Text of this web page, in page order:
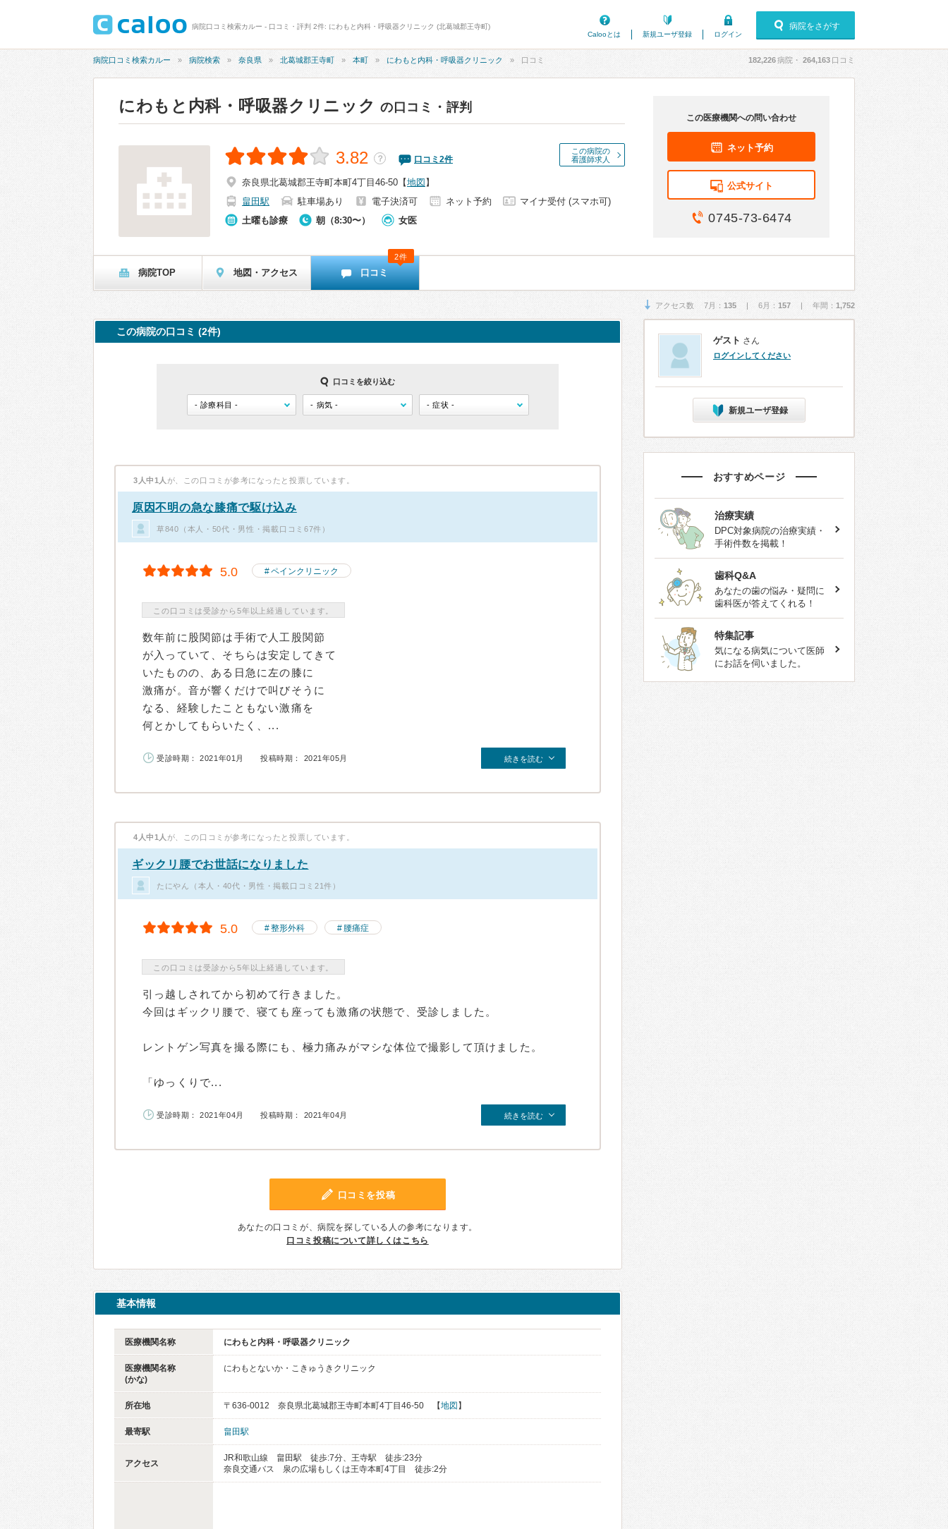
病院口コミ検索カルー - 口コミ・評判 2件: にわもと内科・呼吸器クリニック (北葛城郡王寺町)
Calooとは
新規ユーザ登録 ログイン
病院をさがす
病院口コミ検索カルー 病院検索 奈良県 北葛城郡王寺町 本町 にわもと内科・呼吸器クリニック 口コミ 182,226病院・ 264,163 口コミ
にわもと内科・呼吸器クリニック の口コミ・評判
この病院の
看護師求人
3.82 ？ 口コミ 2件
奈良県北葛城郡王寺町本町4丁目46-50 【地図 】
畠田駅
駐車場あり 電子決済可 ネット予約
マイナ受付 (スマホ可)
土曜も診療
朝（8:30〜） 女医
この医療機関への問い合わせ
ネット予約
公式サイト
0745-73-6474
病院TOP 地図・アクセス 口コミ
2件
アクセス数 7月： 135 | 6月： 157 | 年間： 1,752
この病院の口コミ (2件)
口コミを絞り込む
3人中1人 が、この口コミが参考になったと投票しています。
原因不明の急な膝痛で駆け込み
草840（本人・50代・男性・掲載口コミ67件）
5.0 ペインクリニック
この口コミは受診から5年以上経過しています。
数年前に股関節は手術で人工股関節
が入っていて、そちらは安定してきて
いたものの、ある日急に左の膝に
激痛が。音が響くだけで叫びそうに
なる、経験したこともない激痛を
何とかしてもらいたく、...
受診時期： 2021年01月 投稿時期： 2021年05月 続きを読む
4人中1人 が、この口コミが参考になったと投票しています。
ギックリ腰でお世話になりました
たにやん（本人・40代・男性・掲載口コミ21件）
5.0 整形外科 腰痛症
この口コミは受診から5年以上経過しています。
引っ越しされてから初めて行きました。
今回はギックリ腰で、寝ても座っても激痛の状態で、受診しました。
レントゲン写真を撮る際にも、極力痛みがマシな体位で撮影して頂けました。
「ゆっくりで...
受診時期： 2021年04月 投稿時期： 2021年04月 続きを読む
口コミを投稿
あなたの口コミが、病院を探している人の参考になります。
口コミ投稿について詳しくはこちら
基本情報
医療機関名称 にわもと内科・呼吸器クリニック
医療機関名称
(かな)
にわもとないか・こきゅうきクリニック
所在地 〒636-0012 奈良県北葛城郡王寺町本町4丁目46-50 【地図 】
最寄駅 畠田駅
アクセス
JR和歌山線 畠田駅 徒歩:7分、王寺駅 徒歩:23分
奈良交通バス 泉の広場もしくは王寺本町4丁目 徒歩:2分
ゲスト さん
ログインしてください
新規ユーザ登録
おすすめページ
治療実績
DPC対象病院の治療実績・
手術件数を掲載！
歯科Q&A
あなたの歯の悩み・疑問に
歯科医が答えてくれる！
特集記事
気になる病気について医師
にお話を伺いました。